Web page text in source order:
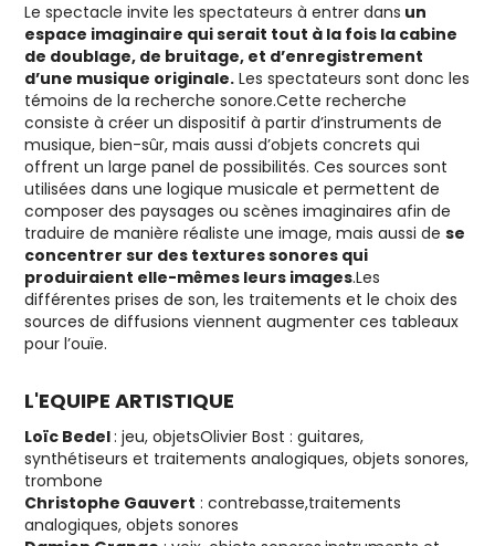
Le spectacle invite les spectateurs à entrer dans un
espace imaginaire qui serait tout à la fois la cabine
de doublage, de bruitage, et d’enregistrement
d’une musique originale. Les spectateurs sont donc les
témoins de la recherche sonore.Cette recherche
consiste à créer un dispositif à partir d’instruments de
musique, bien-sûr, mais aussi d’objets concrets qui
offrent un large panel de possibilités. Ces sources sont
utilisées dans une logique musicale et permettent de
composer des paysages ou scènes imaginaires afin de
traduire de manière réaliste une image, mais aussi dese
concentrer sur des textures sonores qui
produiraient elle-mêmes leurs images.Les
différentes prises de son, les traitements et le choix des
sources de diffusions viennent augmenter ces tableaux
pour l’ouïe.
L'EQUIPE ARTISTIQUE
Loïc Bedel: jeu, objetsOlivier Bost : guitares,
synthétiseurs et traitements analogiques, objets sonores,
trombone
Christophe Gauvert : contrebasse,traitements
analogiques, objets sonores